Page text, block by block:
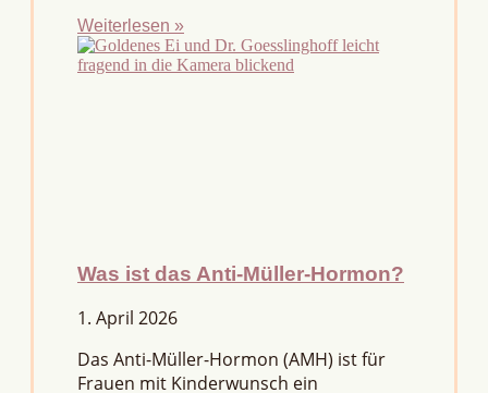
Weiterlesen »
Was ist das Anti-Müller-Hormon?
1. April 2026
Das Anti-Müller-Hormon (AMH) ist für
Frauen mit Kinderwunsch ein